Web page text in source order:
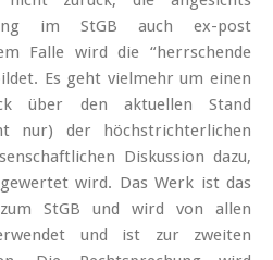
im StGB auch ex-post
Falle wird die “herrschende
Es geht vielmehr um einen
über den aktuellen Stand
nur) der höchstrichterlichen
Diskussion dazu,
wird. Das Werk ist das
StGB und wird von allen
und ist zur zweiten